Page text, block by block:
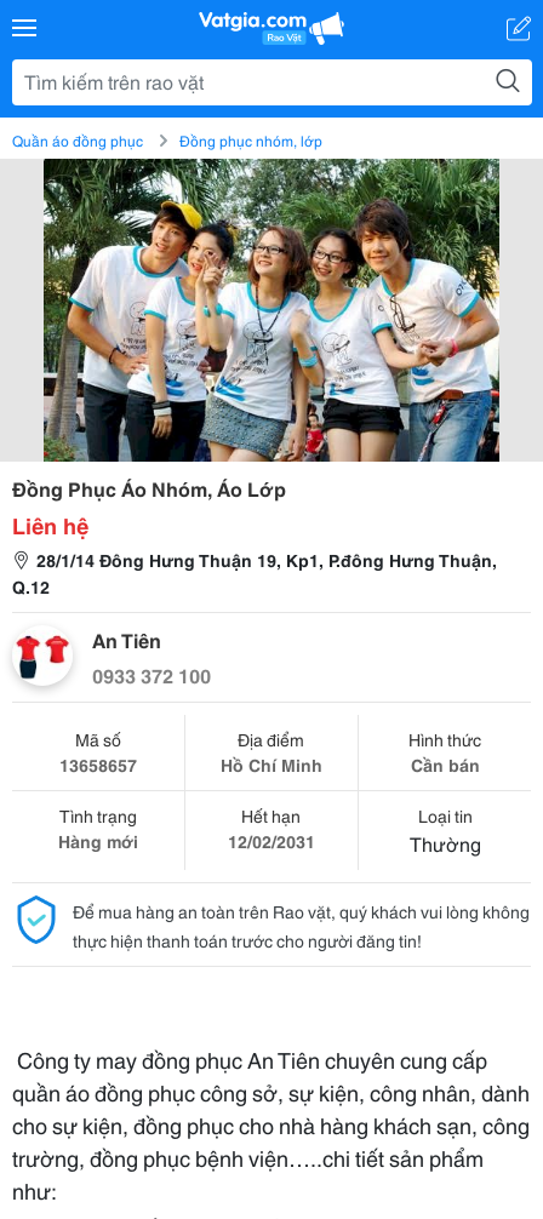
Quần áo đồng phục Đồng phục nhóm, lớp
Đồng Phục Áo Nhóm, Áo Lớp
Liên hệ
28/1/14 Đông Hưng Thuận 19, Kp1, P.đông Hưng Thuận,
Q.12
An Tiên
0933 372 100
Mã số
13658657
Địa điểm
Hồ Chí Minh
Hình thức
Cần bán
Tình trạng
Hàng mới
Hết hạn
12/02/2031
Loại tin
Thường
Để mua hàng an toàn trên Rao vặt, quý khách vui lòng không
thực hiện thanh toán trước cho người đăng tin!
Công ty may đồng phục An Tiên chuyên cung cấp
quần áo đồng phục công sở, sự kiện, công nhân, dành
cho sự kiện, đồng phục cho nhà hàng khách sạn, công
trường, đồng phục bệnh viện…..chi tiết sản phẩm
như: